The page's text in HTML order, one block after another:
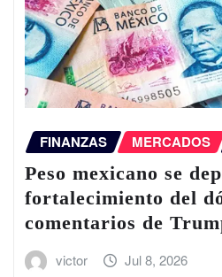
FINANZAS MERCADOS
Peso mexicano se
fortalecimiento del
comentarios de
victor Jul 8, 2026